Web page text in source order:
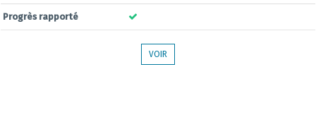
Progrès rapporté
VOIR